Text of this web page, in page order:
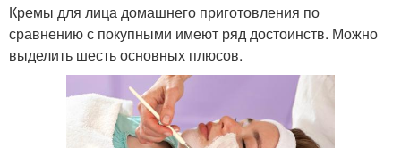
Кремы для лица домашнего приготовления по
сравнению с покупными имеют ряд достоинств. Можно
выделить шесть основных плюсов.